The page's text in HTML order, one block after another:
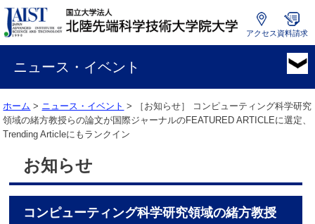
国
学
法
人
北
端
アクセス 資料請求
ニュース・イベント
ホーム > ニュース・イベント > ［お知らせ］
コンピューティング科学研究
領域の緒方教授らの論文が国際ジャーナルのFEATURED ARTICLEに選定、
Trending Articleにもランクイン
お知らせ
コンピューティング科学研究領域の緒方教授